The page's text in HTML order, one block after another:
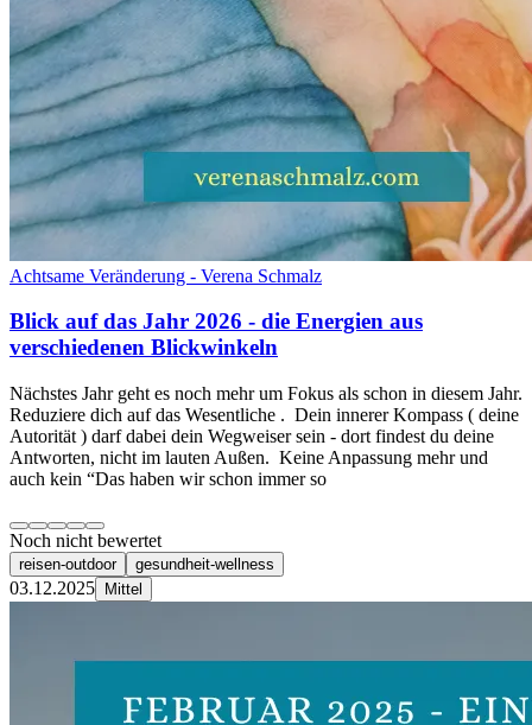
Achtsame Veränderung - Verena Schmalz
Blick auf das Jahr 2026 - die Energien aus
verschiedenen Blickwinkeln
Nächstes Jahr geht es noch mehr um Fokus als schon in diesem Jahr.
Reduziere dich auf das Wesentliche . Dein innerer Kompass ( deine
Autorität ) darf dabei dein Wegweiser sein - dort findest du deine
Antworten, nicht im lauten Außen. Keine Anpassung mehr und
auch kein “Das haben wir schon immer so
Noch nicht bewertet
reisen-outdoor gesundheit-wellness
03.12.2025 Mittel